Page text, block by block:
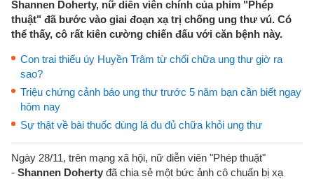
Shannen Doherty, nữ diễn viên chính của phim "Phép
thuật" đã bước vào giai đoạn xạ trị chống ung thư vú. Có
thể thấy, cô rất kiên cường chiến đấu với căn bệnh này.
Con trai thiếu úy Huyền Trâm từ chối chữa ung thư giờ ra
sao?
Triệu chứng cảnh báo ung thư trước 5 năm bạn cần biết ngay
hôm nay
Sự thật về bài thuốc dùng lá đu đủ chữa khỏi ung thư
Ngày 28/11, trên mạng xã hội, nữ diễn viên "Phép thuật"
- Shannen Doherty đã chia sẻ một bức ảnh cô chuẩn bị xạ